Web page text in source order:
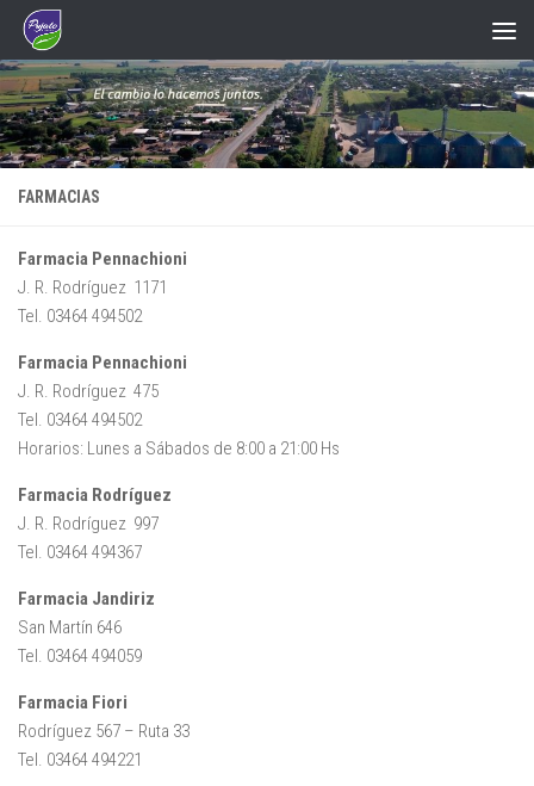
Saltar al contenido
FARMACIAS
Farmacia Pennachioni
J. R. Rodríguez 1171
Tel. 03464 494502
Farmacia Pennachioni
J. R. Rodríguez 475
Tel. 03464 494502
Horarios: Lunes a Sábados de 8:00 a 21:00 Hs
Farmacia Rodríguez
J. R. Rodríguez 997
Tel. 03464 494367
Farmacia Jandiriz
San Martín 646
Tel. 03464 494059
Farmacia Fiori
Rodríguez 567 – Ruta 33
Tel. 03464 494221